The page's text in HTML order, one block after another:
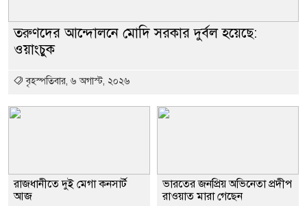
তরুণদের আন্দোলনে মোদি সরকার দুর্বল হয়েছে:
ওয়াংচুক
বৃহস্পতিবার, ৬ অগাস্ট, ২০২৬
রাজধানীতে দুই মেগা কনসার্ট
আজ
ভারতের জনপ্রিয় অভিনেতা প্রদীপ
রাওয়াত মারা গেছেন